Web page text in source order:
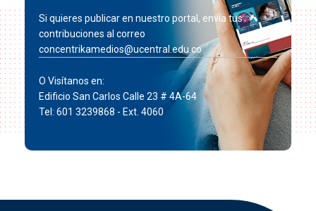
Si quieres publicar en nuestro portal, envía tus
contribuciones al correo
concentrikamedios@ucentral.edu.co
O Visítanos en:
Edificio San Carlos Calle 23 # 4A-64
Tel: 601 3239868 - Ext. 4060